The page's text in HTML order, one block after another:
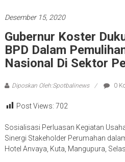
Desember 15, 2020
Gubernur Koster
BPD Dalam
Nasional Di Sektor
Diposkan Oleh:Spotbalinews 0
Post Views: 702
Sosialisasi Perluasan Kegiatan
Sinergi Stakeholder Perumahan
Hotel Anvaya, Kuta, Mangupura,